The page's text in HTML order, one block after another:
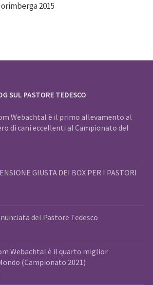
2015
SUL PASTORE TEDESCO
Webachtal è il primo allevamento al
di cani eccellenti al Campionato del
GIUSTA DEI BOX PER I PASTORI
del Pastore Tedesco
Webachtal è il quarto miglior
(Campionato 2021)